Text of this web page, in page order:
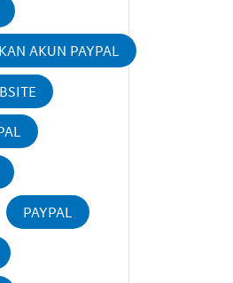
AKUN PAYPAL
PAYPAL